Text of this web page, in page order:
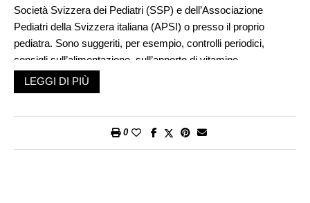
Società Svizzera dei Pediatri (SSP) e dell’Associazione
Pediatri della Svizzera italiana (APSI) o presso il proprio
pediatra. Sono suggeriti, per esempio, controlli periodici,
consigli sull’alimentazione, sull’apporto di vitamine.
Tra le raccomandazioni che il neo genitore riceve
sistematicamente durante il suo percorso di preparazione alla
comune, e una volta di più per chi non è genitore, spesso il
LEGGI DI PIÙ
0